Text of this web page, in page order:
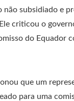
não subsidiado e
criticou o
do Equador
que um
para uma